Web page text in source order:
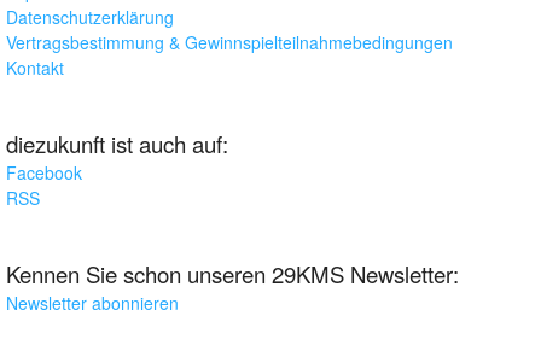
Datenschutzerklärung
Vertragsbestimmung & Gewinnspielteilnahmebedingungen
Kontakt
diezukunft ist auch auf:
Facebook
RSS
Kennen Sie schon unseren 29KMS Newsletter:
Newsletter abonnieren